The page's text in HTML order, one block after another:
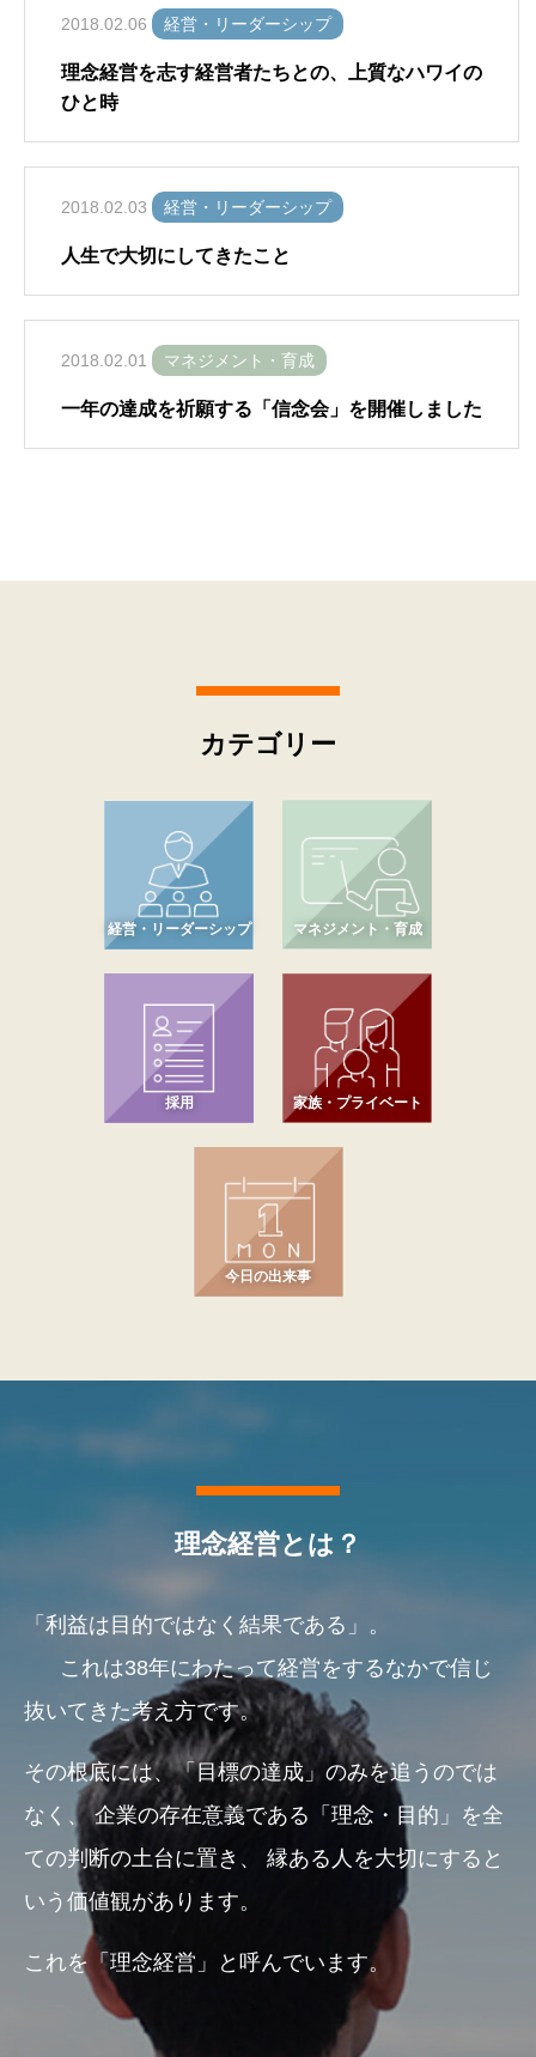
2018.02.06 経営・リーダーシップ
理念経営を志す経営者たちとの、上質なハワイの
ひと時
2018.02.03 経営・リーダーシップ
人生で大切にしてきたこと
2018.02.01 マネジメント・育成
一年の達成を祈願する「信念会」を開催しました
カテゴリー
経営・リーダーシップ マネジメント・育成
採用 家族・プライベート
今日の出来事
理念経営とは？
「利益は目的ではなく結果である」。
これは38年にわたって経営をするなかで信じ
抜いてきた考え方です。
その根底には、「目標の達成」のみを追うのでは
なく、企業の存在意義である「理念・目的」を全
ての判断の土台に置き、
縁ある人を大切にすると
いう価値観があります。
これを「理念経営」と呼んでいます。